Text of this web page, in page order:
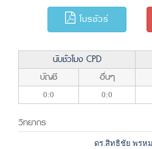
โบรชัวร์
นับชั่วโมง CPD
บัญชี
อื่นๆ
0:0 0:0
วิทยากร
ดร.สิทธิชัย พรห